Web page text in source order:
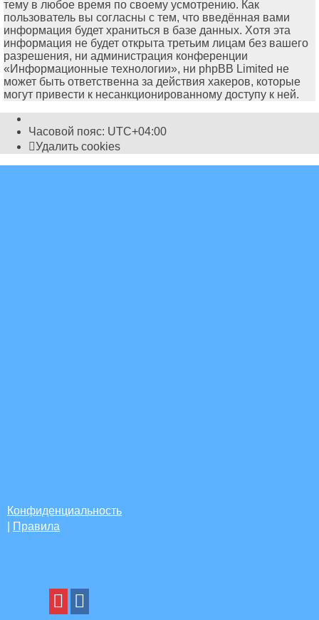
тему в любое время по своему усмотрению. Как
пользователь вы согласны с тем, что введённая вами
информация будет храниться в базе данных. Хотя эта
информация не будет открыта третьим лицам без вашего
разрешения, ни администрация конференции
«Информационные технологии», ни phpBB Limited не
может быть ответственна за действия хакеров, которые
могут привести к несанкционированному доступу к ней.
Часовой пояс: UTC+04:00
Удалить cookies
Конфиденциальность
Правила